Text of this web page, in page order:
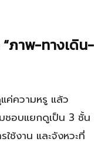
“ภาพ-ทางเดิน-
ค่ความหรู แล้ว
ชอบแยกดูเป็น 3 ชั้น
ช้งาน และจังหวะที่